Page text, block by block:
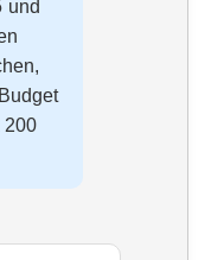
und
200